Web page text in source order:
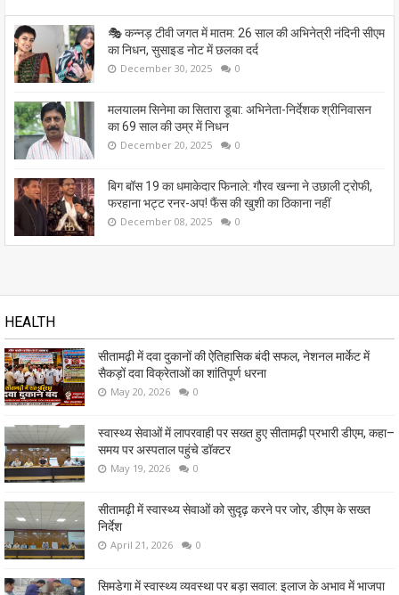
🎭 कन्नड़ टीवी जगत में मातम: 26 साल की अभिनेत्री नंदिनी सीएम
का निधन, सुसाइड नोट में छलका दर्द
December 30, 2025 0
मलयालम सिनेमा का सितारा डूबा: अभिनेता-निर्देशक श्रीनिवासन
का 69 साल की उम्र में निधन
December 20, 2025 0
बिग बॉस 19 का धमाकेदार फिनाले: गौरव खन्ना ने उछाली ट्रोफी,
फरहाना भट्ट रनर-अप! फैंस की खुशी का ठिकाना नहीं
December 08, 2025 0
HEALTH
सीतामढ़ी में दवा दुकानों की ऐतिहासिक बंदी सफल, नेशनल मार्केट में
सैकड़ों दवा विक्रेताओं का शांतिपूर्ण धरना
May 20, 2026 0
स्वास्थ्य सेवाओं में लापरवाही पर सख्त हुए सीतामढ़ी प्रभारी डीएम, कहा–
समय पर अस्पताल पहुंचे डॉक्टर
May 19, 2026 0
सीतामढ़ी में स्वास्थ्य सेवाओं को सुदृढ़ करने पर जोर, डीएम के सख्त
निर्देश
April 21, 2026 0
सिमडेगा में स्वास्थ्य व्यवस्था पर बड़ा सवाल: इलाज के अभाव में भाजपा